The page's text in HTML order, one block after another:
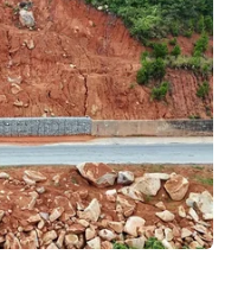
1997) cho biết do
sinh ý định thực hiện
để trả nợ và tiêu